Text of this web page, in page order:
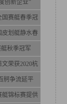
创新企业”
国赛艇春季冠
划艇静水春
秋季冠军
荣获2020杭
舸争流延平
艇锦标赛提供